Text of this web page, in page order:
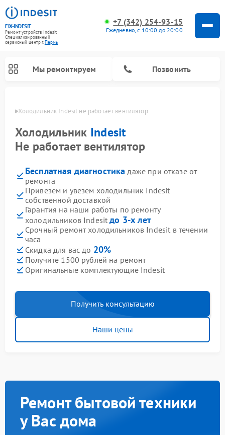
FIX-INDESIT
Ремонт устройств Indesit
Специализированный
cервисный центр г.Пермь
+7 (342) 254-93-15
Ежедневно, с 10:00 до 20:00
Мы ремонтируем Позвонить
Холодильник Indesit не работает вентилятор
Холодильник Indesit
Не работает вентилятор
Бесплатная диагностика даже при отказе от
ремонта
Привезем и увезем холодильник Indesit
собственной доставкой
Гарантия на наши работы по ремонту
холодильников Indesitдо 3-х лет
Срочный ремонт холодильников Indesit в течении
часа
Скидка для вас до 20%
Получите 1500 рублей на ремонт
Оригинальные комплектующие Indesit
Получить консультацию
Наши цены
Ремонт бытовой техники
у Вас дома